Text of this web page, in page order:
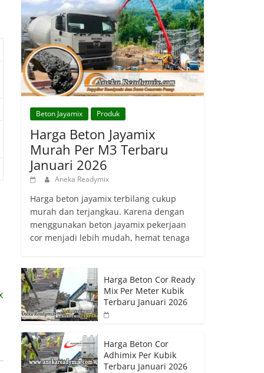
Beton Jayamix Produk
Harga Beton Jayamix
Murah Per M3 Terbaru
Januari 2026
Aneka Readymix
Harga beton jayamix terbilang cukup
murah dan terjangkau. Karena dengan
menggunakan beton jayamix pekerjaan
cor menjadi lebih mudah, hemat tenaga
Harga Beton Cor Ready
Mix Per Meter Kubik
Terbaru Januari 2026
Harga Beton Cor
Adhimix Per Kubik
Terbaru Januari 2026